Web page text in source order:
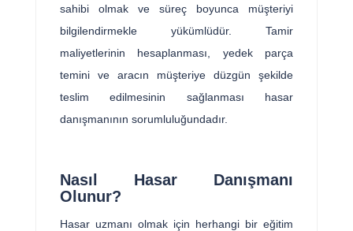
sahibi olmak ve süreç boyunca müşteriyi
bilgilendirmekle yükümlüdür. Tamir
maliyetlerinin hesaplanması, yedek parça
temini ve aracın müşteriye düzgün şekilde
teslim edilmesinin sağlanması hasar
danışmanının sorumluluğundadır.
Nasıl Hasar Danışmanı
Olunur?
Hasar uzmanı olmak için herhangi bir eğitim